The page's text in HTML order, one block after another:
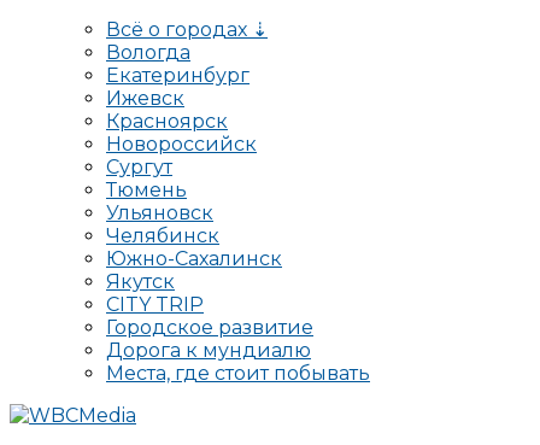
Всё о городах ⇣
Вологда
Екатеринбург
Ижевск
Красноярск
Новороссийск
Сургут
Тюмень
Ульяновск
Челябинск
Южно-Сахалинск
Якутск
CITY TRIP
Городское развитие
Дорога к мундиалю
Места, где стоит побывать